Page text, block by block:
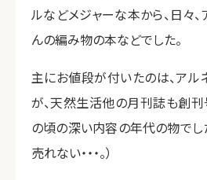
ルなどメジャーな本から、日々、
んの編み物の本などでした。
主にお値段が付いたのは、アル
が、天然生活他の月刊誌も創刊
の頃の深い内容の年代の物でし
売れない・・・。）